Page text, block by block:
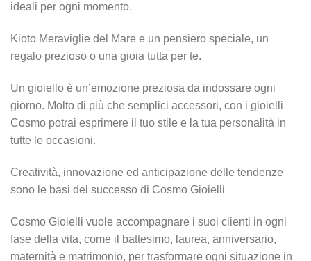
ideali per ogni momento.
Kioto Meraviglie del Mare e un pensiero speciale, un
regalo prezioso o una gioia tutta per te.
Un gioiello è un’emozione preziosa da indossare ogni
giorno. Molto di più che semplici accessori, con i gioielli
Cosmo potrai esprimere il tuo stile e la tua personalità in
tutte le occasioni.
Creatività, innovazione ed anticipazione delle tendenze
sono le basi del successo di Cosmo Gioielli
Cosmo Gioielli vuole accompagnare i suoi clienti in ogni
fase della vita, come il battesimo, laurea, anniversario,
maternità e matrimonio, per trasformare ogni situazione in